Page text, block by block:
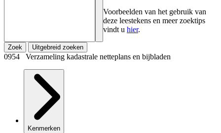
Voorbeelden van het gebruik van
deze leestekens en meer zoektips
vindt u hier.
Zoek Uitgebreid zoeken
0954 Verzameling kadastrale netteplans en bijbladen
Kenmerken